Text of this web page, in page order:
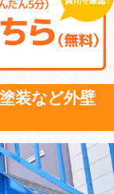
装など外壁